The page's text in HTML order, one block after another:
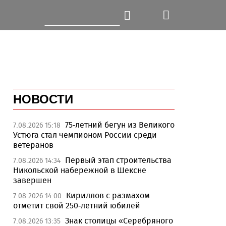
НОВОСТИ
7.08.2026 15:18 75-летний бегун из Великого
Устюга стал чемпионом России среди
ветеранов
7.08.2026 14:34 Первый этап строительства
Никольской набережной в Шексне
завершен
7.08.2026 14:00
Кириллов с размахом
отметит свой 250-летний юбилей
7.08.2026 13:35 Знак столицы «Серебряного